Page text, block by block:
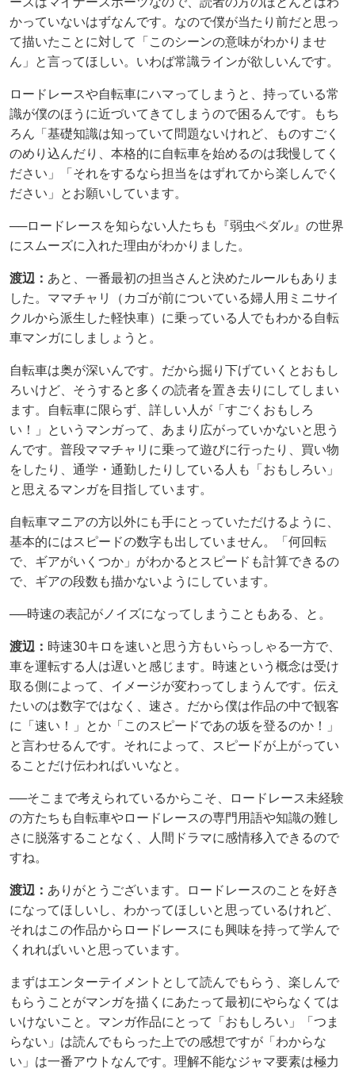
かっていないはずなんです。なので僕が当たり前だと思っ
て描いたことに対して「このシーンの意味がわかりませ
ん」と言ってほしい。いわば常識ラインが欲しいんです。
ロードレースや自転車にハマってしまうと、持っている常
識が僕のほうに近づいてきてしまうので困るんです。もち
ろん「基礎知識は知っていて問題ないけれど、ものすごく
のめり込んだり、本格的に自転車を始めるのは我慢してく
ださい」「それをするなら担当をはずれてから楽しんでく
ださい」とお願いしています。
──ロードレースを知らない人たちも『弱虫ペダル』の世界
にスムーズに入れた理由がわかりました。
渡辺： あと、一番最初の担当さんと決めたルールもありま
した。ママチャリ（カゴが前についている婦人用ミニサイ
クルから派生した軽快車）に乗っている人でもわかる自転
車マンガにしましょうと。
自転車は奥が深いんです。だから掘り下げていくとおもし
ろいけど、そうすると多くの読者を置き去りにしてしまい
ます。自転車に限らず、詳しい人が「すごくおもしろ
い！」というマンガって、あまり広がっていかないと思う
んです。普段ママチャリに乗って遊びに行ったり、買い物
をしたり、通学・通勤したりしている人も「おもしろい」
と思えるマンガを目指しています。
自転車マニアの方以外にも手にとっていただけるように、
基本的にはスピードの数字も出していません。「何回転
で、ギアがいくつか」がわかるとスピードも計算できるの
で、ギアの段数も描かないようにしています。
──時速の表記がノイズになってしまうこともある、と。
渡辺： 時速30キロを速いと思う方もいらっしゃる一方で、
車を運転する人は遅いと感じます。時速という概念は受け
取る側によって、イメージが変わってしまうんです。伝え
たいのは数字ではなく、速さ。だから僕は作品の中で観客
に「速い！」とか「このスピードであの坂を登るのか！」
と言わせるんです。それによって、スピードが上がってい
ることだけ伝わればいいなと。
──そこまで考えられているからこそ、ロードレース未経験
の方たちも自転車やロードレースの専門用語や知識の難し
さに脱落することなく、人間ドラマに感情移入できるので
すね。
渡辺： ありがとうございます。ロードレースのことを好き
になってほしいし、わかってほしいと思っているけれど、
それはこの作品からロードレースにも興味を持って学んで
くれればいいと思っています。
まずはエンターテイメントとして読んでもらう、楽しんで
もらうことがマンガを描くにあたって最初にやらなくては
いけないこと。マンガ作品にとって「おもしろい」「つま
らない」は読んでもらった上での感想ですが「わからな
い」は一番アウトなんです。理解不能なジャマ要素は極力